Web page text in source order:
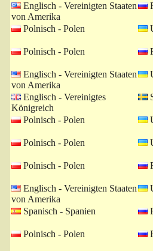
Englisch - Vereinigten Staaten
von Amerika
Polnisch - Polen
Polnisch - Polen
Englisch - Vereinigten Staaten
von Amerika
Englisch - Vereinigtes
Königreich
Polnisch - Polen
Polnisch - Polen
Polnisch - Polen
Englisch - Vereinigten Staaten
von Amerika
Spanisch - Spanien
Polnisch - Polen